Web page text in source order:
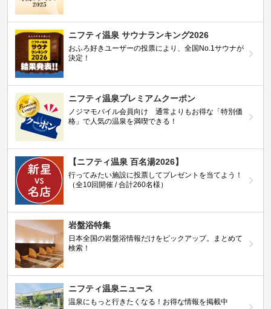
ニフティ温泉 サウナランキング2026
おふろ好きユーザーの投票により、全国No.1サウナが
決定！
ニフティ温泉プレミアムクーポン
ノジマモバイル会員向け 通常よりもお得な「特別価
格」で人気の温泉を満喫できる！
【ニフティ温泉 百名湯2026】
行ってみたい施設に投票してプレゼントを当てよう！
（全10回開催 / 合計260名様）
岩盤浴特集
日本全国の岩盤浴情報だけをピックアップ。まとめて
検索！
ニフティ温泉ニュース
温泉にもっと行きたくなる！お得な情報を掲載中